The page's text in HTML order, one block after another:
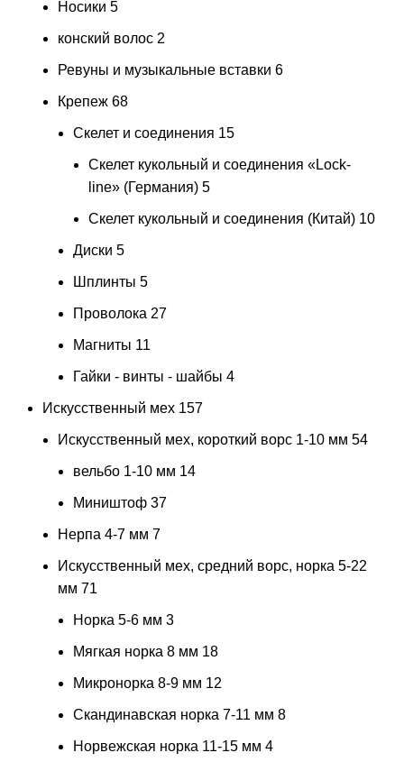
Носики 5
конский волос 2
Ревуны и музыкальные вставки 6
Крепеж 68
Скелет и соединения 15
Скелет кукольный и соединения «Lock-
line» (Германия) 5
Скелет кукольный и соединения (Китай) 10
Диски 5
Шплинты 5
Проволока 27
Магниты 11
Гайки - винты - шайбы 4
Искусственный мех 157
Искусственный мех, короткий ворс 1-10 мм 54
вельбо 1-10 мм 14
Миништоф 37
Нерпа 4-7 мм 7
Искусственный мех, средний ворс, норка 5-22
мм 71
Норка 5-6 мм 3
Мягкая норка 8 мм 18
Микронорка 8-9 мм 12
Скандинавская норка 7-11 мм 8
Норвежская норка 11-15 мм 4